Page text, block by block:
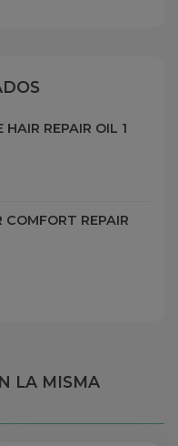
REPAIR OIL 1
COMFORT REPAIR
LA MISMA